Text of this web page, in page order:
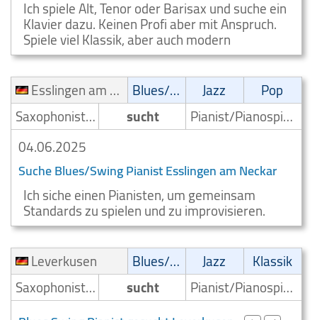
Ich spiele Alt, Tenor oder Barisax und suche ein
Klavier dazu. Keinen Profi aber mit Anspruch.
Spiele viel Klassik, aber auch modern
Esslingen am Neckar
Blues/Swing Jazz
Pop
Saxophonist/Saxophonspieler
sucht
Pianist/Pianospieler
04.06.2025
Suche Blues/Swing Pianist Esslingen am Neckar
Ich siche einen Pianisten, um gemeinsam
Standards zu spielen und zu improvisieren.
Leverkusen
Blues/Swing Jazz
Klassik
Saxophonist/Saxophonspieler
sucht Pianist/Pianospieler